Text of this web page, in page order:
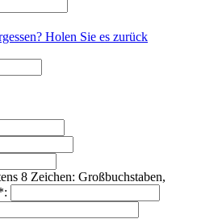
Holen Sie es zurück
8 Zeichen: Großbuchstaben,
: